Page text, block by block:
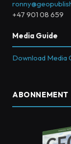
+47 901 08 659
Media Guide
Download Media
ABONNEMENT